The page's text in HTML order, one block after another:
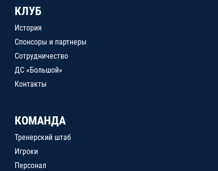
КЛУБ
История
Спонсоры и партнеры
Сотрудничество
ДС «Большой»
Контакты
КОМАНДА
Тренерский штаб
Игроки
Персонал